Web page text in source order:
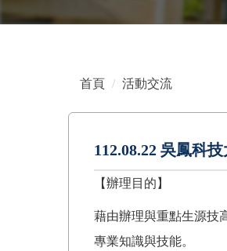
首頁 活動交流
112.08.22 吳鳳科
【辦理目的】
藉由辦理與重點生源技
專業知識與技能。